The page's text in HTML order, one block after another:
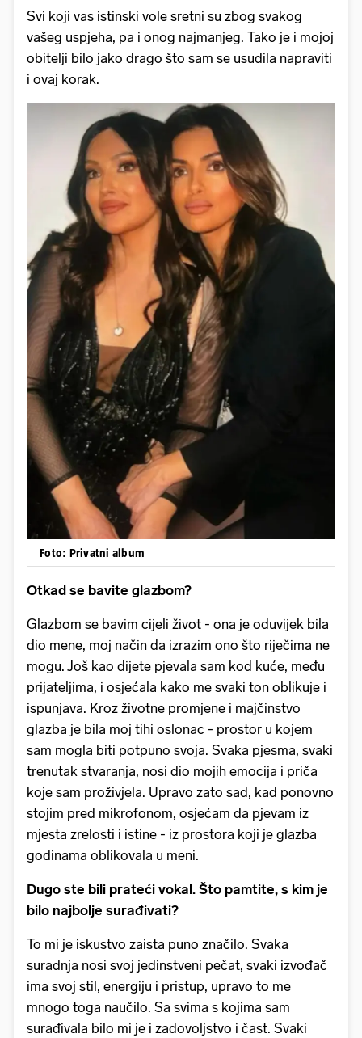
Svi koji vas istinski vole sretni su zbog svakog
vašeg uspjeha, pa i onog najmanjeg. Tako je i mojoj
obitelji bilo jako drago što sam se usudila napraviti
i ovaj korak.
Foto: Privatni album
Otkad se bavite glazbom?
Glazbom se bavim cijeli život - ona je oduvijek bila
dio mene, moj način da izrazim ono što riječima ne
mogu. Još kao dijete pjevala sam kod kuće, među
prijateljima, i osjećala kako me svaki ton oblikuje i
ispunjava. Kroz životne promjene i majčinstvo
glazba je bila moj tihi oslonac - prostor u kojem
sam mogla biti potpuno svoja. Svaka pjesma, svaki
trenutak stvaranja, nosi dio mojih emocija i priča
koje sam proživjela. Upravo zato sad, kad ponovno
stojim pred mikrofonom, osjećam da pjevam iz
mjesta zrelosti i istine - iz prostora koji je glazba
godinama oblikovala u meni.
Dugo ste bili prateći vokal. Što pamtite, s kim je
bilo najbolje surađivati?
To mi je iskustvo zaista puno značilo. Svaka
suradnja nosi svoj jedinstveni pečat, svaki izvođač
ima svoj stil, energiju i pristup, upravo to me
mnogo toga naučilo. Sa svima s kojima sam
surađivala bilo mi je i zadovoljstvo i čast. Svaki